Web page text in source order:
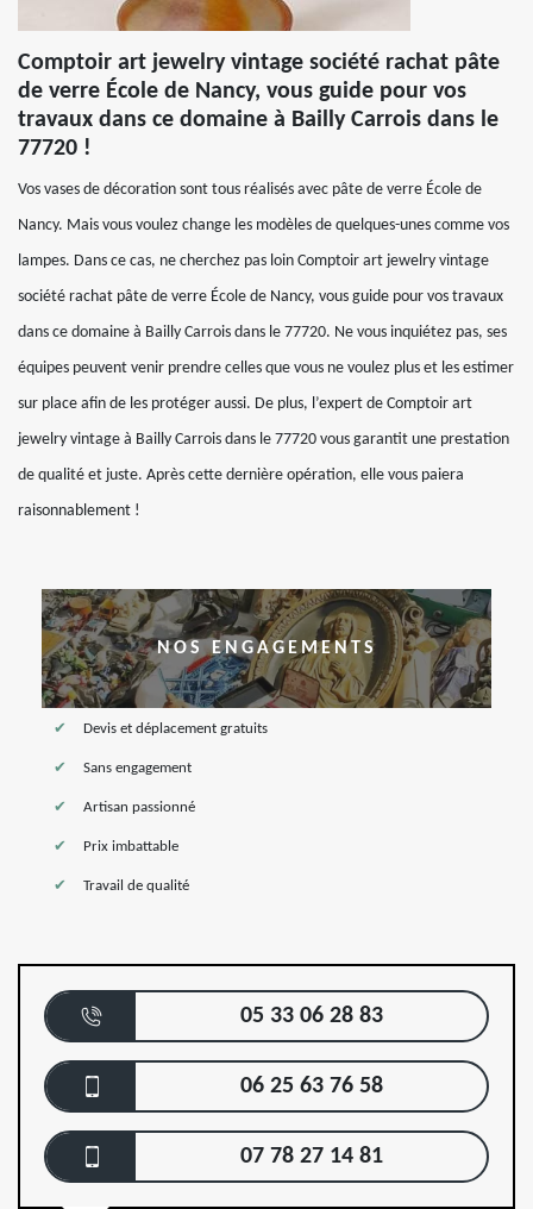
Comptoir art jewelry vintage société rachat pâte
de verre École de Nancy, vous guide pour vos
travaux dans ce domaine à Bailly Carrois dans le
77720 !
Vos vases de décoration sont tous réalisés avec pâte de verre École de
Nancy. Mais vous voulez change les modèles de quelques-unes comme vos
lampes. Dans ce cas, ne cherchez pas loin Comptoir art jewelry vintage
société rachat pâte de verre École de Nancy, vous guide pour vos travaux
dans ce domaine à Bailly Carrois dans le 77720. Ne vous inquiétez pas, ses
équipes peuvent venir prendre celles que vous ne voulez plus et les estimer
sur place afin de les protéger aussi. De plus, l’expert de Comptoir art
jewelry vintage à Bailly Carrois dans le 77720 vous garantit une prestation
de qualité et juste. Après cette dernière opération, elle vous paiera
raisonnablement !
NOS ENGAGEMENTS
Devis et déplacement gratuits
Sans engagement
Artisan passionné
Prix imbattable
Travail de qualité
05 33 06 28 83
06 25 63 76 58
07 78 27 14 81